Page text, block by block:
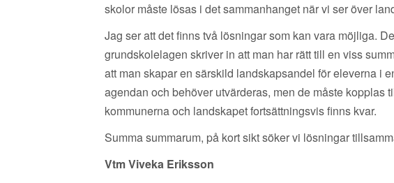
skolor måste lösas i det sammanhanget när vi ser över
Jag ser att det finns två lösningar som kan vara möjliga.
grundskolelagen skriver in att man har rätt till en viss
att man skapar en särskild landskapsandel för eleverna i
agendan och behöver utvärderas, men de måste
kommunerna och landskapet fortsättningsvis finns kvar.
Summa summarum, på kort sikt söker vi lösningar
Vtm Viveka Eriksson